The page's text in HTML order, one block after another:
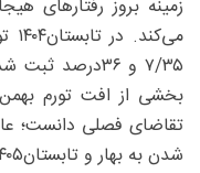
زمینه بروز رفتارهای
۷/۳۵ و ۳۶‌درصد
بخشی از افت تورم
تقاضای فصلی دانست؛
شدن به بهار و تابستان‌۱۴۰۵ بار دیگر فعال خواهد شد.